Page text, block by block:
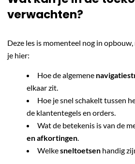
verwachten?
Deze les is momenteel nog in
je hier:
Hoe de algemene
elkaar zit.
Hoe je snel schakelt tussen
de klantentegels en orders.
Wat de betekenis is van de
en afkortingen.
Welkesneltoetsen handig